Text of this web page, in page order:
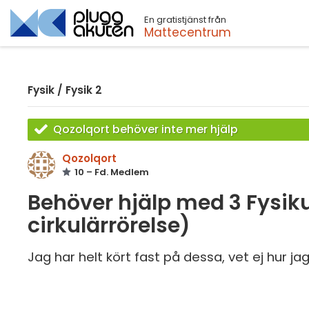
En gratistjänst från
Mattecentrum
Fysik / Fysik 2
Qozolqort behöver inte mer hjälp
Qozolqort
10 – Fd. Medlem
Behöver hjälp med 3
cirkulärrörelse)
Jag har helt kört fast på dessa, vet ej hur
Sök